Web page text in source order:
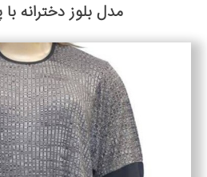
مدل بلوز دخترانه با